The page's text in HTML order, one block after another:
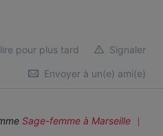
Signaler
pour plus tard
Envoyer à un(e) ami(e)
Sage-femme à Marseille